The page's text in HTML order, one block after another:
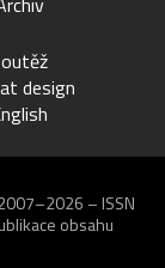
design
– ISSN
obsahu